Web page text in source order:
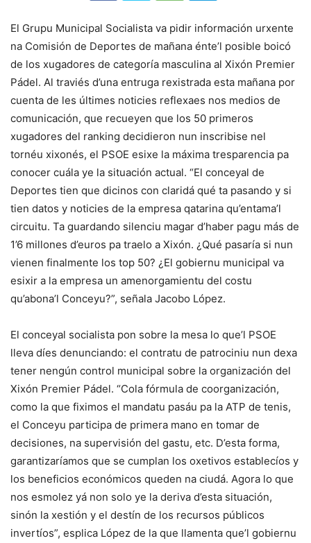
El Grupu Municipal Socialista va pidir información urxente
na Comisión de Deportes de mañana énte’l posible boicó
de los xugadores de categoría masculina al Xixón Premier
Pádel. Al traviés d’una entruga rexistrada esta mañana por
cuenta de les últimes noticies reflexaes nos medios de
comunicación, que recueyen que los 50 primeros
xugadores del ranking decidieron nun inscribise nel
tornéu xixonés, el PSOE esixe la máxima tresparencia pa
conocer cuála ye la situación actual. “El conceyal de
Deportes tien que dicinos con claridá qué ta pasando y si
tien datos y noticies de la empresa qatarina qu’entama’l
circuitu. Ta guardando silenciu magar d’haber pagu más de
1’6 millones d’euros pa traelo a Xixón. ¿Qué pasaría si nun
vienen finalmente los top 50? ¿El gobiernu municipal va
esixir a la empresa un amenorgamientu del costu
qu’abona’l Conceyu?”, señala Jacobo López.
El conceyal socialista pon sobre la mesa lo que’l PSOE
lleva díes denunciando: el contratu de patrociniu nun dexa
tener nengún control municipal sobre la organización del
Xixón Premier Pádel. “Cola fórmula de coorganización,
como la que fiximos el mandatu pasáu pa la ATP de tenis,
el Conceyu participa de primera mano en tomar de
decisiones, na supervisión del gastu, etc. D’esta forma,
garantizaríamos que se cumplan los oxetivos establecíos y
los beneficios económicos queden na ciudá. Agora lo que
nos esmolez yá non solo ye la deriva d’esta situación,
sinón la xestión y el destín de los recursos públicos
invertíos”, esplica López de la que llamenta que’l gobiernu